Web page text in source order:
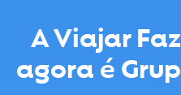
A Viajar
agora é